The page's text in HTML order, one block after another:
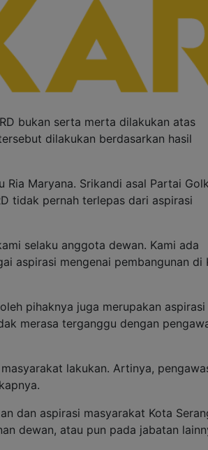
bukan serta merta dilakukan atas
dilakukan berdasarkan hasil
Ria Maryana. Srikandi asal Partai
tidak pernah terlepas dari aspirasi
selaku anggota dewan. Kami ada
aspirasi mengenai pembangunan di
pihaknya juga merupakan
merasa terganggu dengan
lakukan. Artinya,
dan aspirasi masyarakat Kota
dewan, atau pun pada jabatan